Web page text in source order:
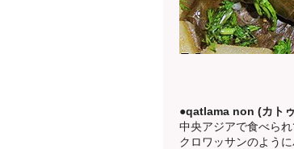
●qatlama non (カト
中央アジアで食べら
クロワッサンのよう